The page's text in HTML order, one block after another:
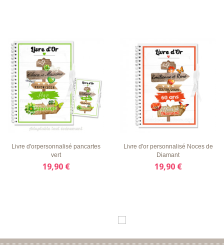
LISTE
D'ENVIE
APERÇU
RAPIDE
Livre d'orpersonnalisé pancartes
vert
19,90 €
LISTE
D'ENVIE
APERÇU
RAPIDE
DÉTAILS
Livre d'or personnalisé Noces de
Diamant
19,90 €